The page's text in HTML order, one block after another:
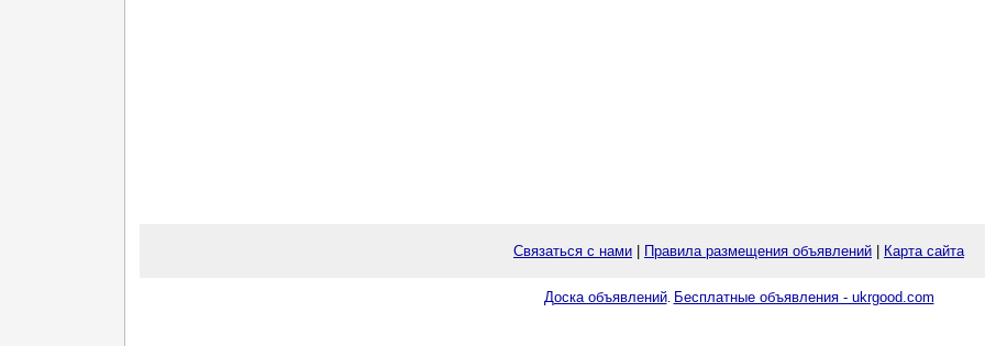
Связаться с нами Правила размещения объявлений Карта сайта
Доска объявлений. Бесплатные объявления - ukrgood.com